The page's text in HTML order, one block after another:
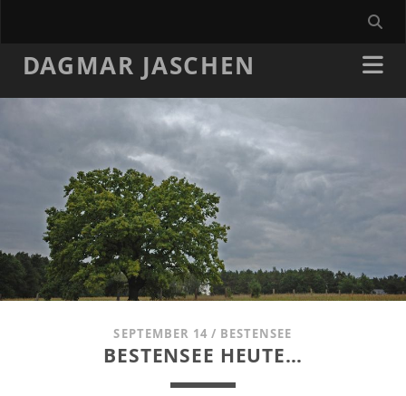
DAGMAR JASCHEN
SEPTEMBER 14 / BESTENSEE
BESTENSEE HEUTE…